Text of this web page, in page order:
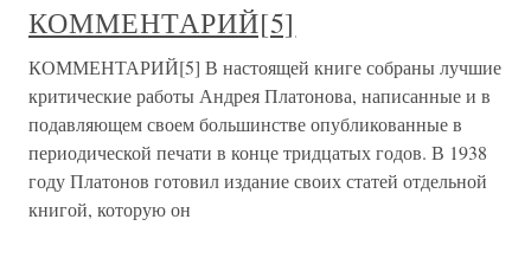
КОММЕНТАРИЙ[5]
КОММЕНТАРИЙ[5] В настоящей книге собраны лучшие
критические работы Андрея Платонова, написанные и в
подавляющем своем большинстве опубликованные в
периодической печати в конце тридцатых годов. В 1938
году Платонов готовил издание своих статей отдельной
книгой, которую он